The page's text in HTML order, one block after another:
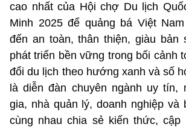
cao nhất của Hội chợ Du lịch
Minh 2025 để quảng bá Việt
đến an toàn, thân thiện, giàu bản
phát triển bền vững trong bối cảnh
đổi du lịch theo hướng xanh và số
là diễn đàn chuyên ngành uy tín,
gia, nhà quản lý, doanh nghiệp và
cùng nhau chia sẻ kiến thức, cập